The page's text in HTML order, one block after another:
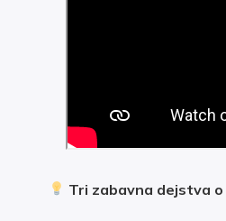
Tri zabavna dejstva